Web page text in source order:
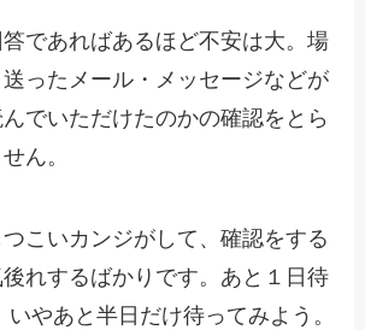
であればあるほど不安は大。場
ったメール・メッセージなどが
でいただけたのかの確認をとら
ん。
こいカンジがして、確認をする
れするばかりです。あと１日待
いやあと半日だけ待ってみよう。